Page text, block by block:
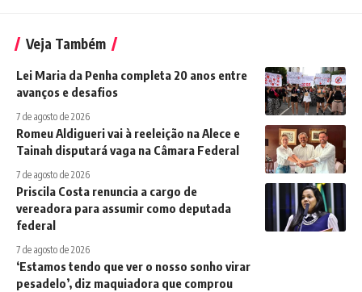
Veja Também
Lei Maria da Penha completa 20 anos entre
avanços e desafios
7 de agosto de 2026
Romeu Aldigueri vai à reeleição na Alece e
Tainah disputará vaga na Câmara Federal
7 de agosto de 2026
Priscila Costa renuncia a cargo de
vereadora para assumir como deputada
federal
7 de agosto de 2026
‘Estamos tendo que ver o nosso sonho virar
pesadelo’, diz maquiadora que comprou